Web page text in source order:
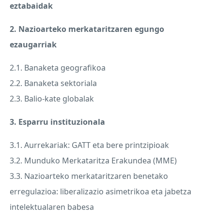
eztabaidak
2. Nazioarteko merkataritzaren egungo
ezaugarriak
2.1. Banaketa geografikoa
2.2. Banaketa sektoriala
2.3. Balio-kate globalak
3. Esparru instituzionala
3.1. Aurrekariak: GATT eta bere printzipioak
3.2. Munduko Merkataritza Erakundea (MME)
3.3. Nazioarteko merkataritzaren benetako
erregulazioa: liberalizazio asimetrikoa eta jabetza
intelektualaren babesa